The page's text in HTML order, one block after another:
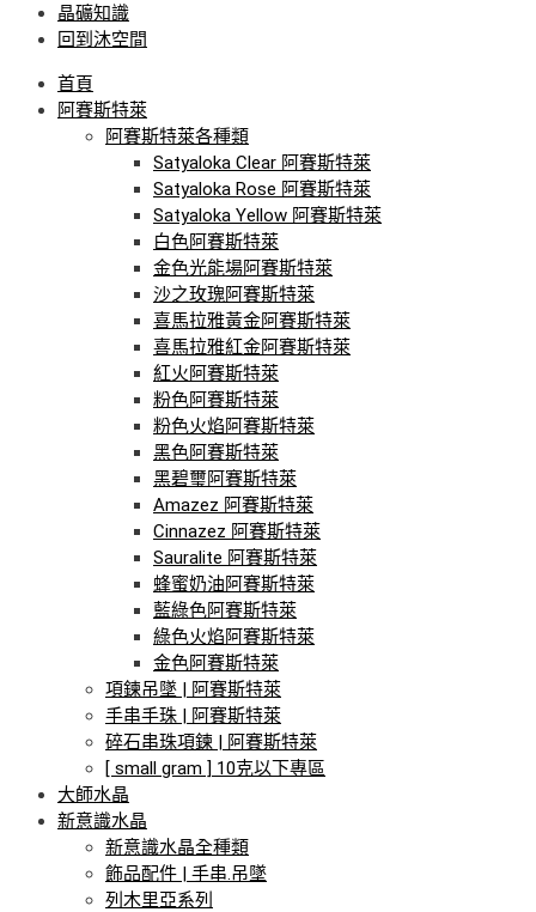
晶礦知識
回到沐空間
首頁
阿賽斯特萊
阿賽斯特萊各種類
Satyaloka Clear 阿賽斯特萊
Satyaloka Rose 阿賽斯特萊
Satyaloka Yellow 阿賽斯特萊
白色阿賽斯特萊
金色光能場阿賽斯特萊
沙之玫瑰阿賽斯特萊
喜馬拉雅黃金阿賽斯特萊
喜馬拉雅紅金阿賽斯特萊
紅火阿賽斯特萊
粉色阿賽斯特萊
粉色火焰阿賽斯特萊
黑色阿賽斯特萊
黑碧璽阿賽斯特萊
Amazez 阿賽斯特萊
Cinnazez 阿賽斯特萊
Sauralite 阿賽斯特萊
蜂蜜奶油阿賽斯特萊
藍綠色阿賽斯特萊
綠色火焰阿賽斯特萊
金色阿賽斯特萊
項鍊吊墜 | 阿賽斯特萊
手串手珠 | 阿賽斯特萊
碎石串珠項鍊 | 阿賽斯特萊
[ small gram ] 10克以下專區
大師水晶
新意識水晶
新意識水晶全種類
飾品配件 | 手串.吊墜
列木里亞系列